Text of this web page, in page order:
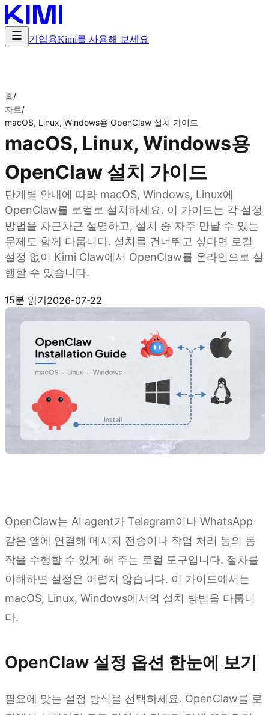
기업용Kimi를 사용해 보세요
홈/
자료/
macOS, Linux, Windows용 OpenClaw 설치 가이드
macOS, Linux, Windows용
OpenClaw 설치 가이드
단계별 안내에 따라 macOS, Windows, Linux에
OpenClaw를 로컬로 설치하세요. 이 가이드는 각 설정
방법을 차근차근 설명하고, 설치 중 자주 만날 수 있는
문제도 함께 다룹니다. 설치를 건너뛰고 싶다면 로컬
설정 없이 Kimi Claw에서 OpenClaw를 온라인으로 실
행할 수 있습니다.
15분 읽기2026-07-22
OpenClaw는 AI agent가 Telegram이나 WhatsApp
같은 앱에 연결해 메시지 전송이나 작업 처리 등의 동
작을 수행할 수 있게 해 주는 로컬 도구입니다. 절차를
이해하면 설정은 어렵지 않습니다. 이 가이드에서는
macOS, Linux, Windows에서의 설치 방법을 다룹니
다.
OpenClaw 설정 옵션 한눈에 보기
필요에 맞는 설정 방식을 선택하세요. OpenClaw를 로